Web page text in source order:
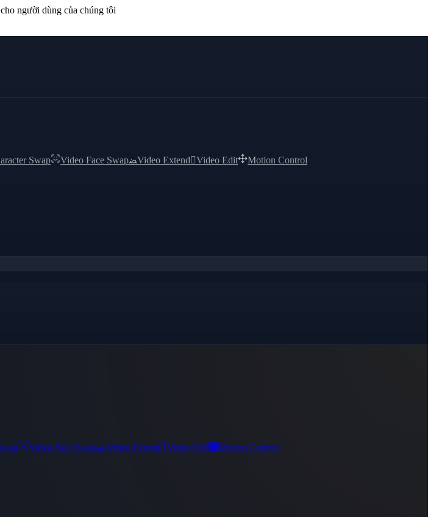
người dùng của chúng tôi
Swap Video Face SwapﻀVideo ExtendVideo Edit
Motion Control
Video Face SwapﻀVideo ExtendVideo Edit﯑Motion Control